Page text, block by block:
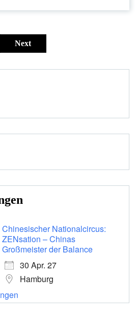
Next
Chinesischer Nationalcircus:
ZENsation – Chinas
Großmeister der Balance
30 Apr. 27
Hamburg